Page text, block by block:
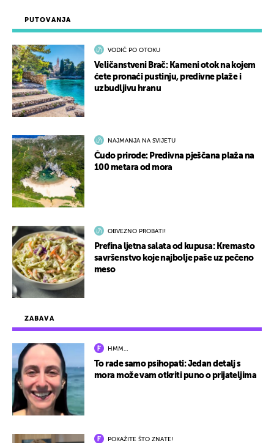
ZABAVA
HMM…
To rade samo psihopati: Jedan detalj s
mora može vam otkriti puno o prijateljima
POKAŽITE ŠTO ZNATE!
PUTOVANJA
VODIČ PO OTOKU
Veličanstveni Brač: Kameni otok na kojem
ćete pronaći pustinju, predivne plaže i
uzbudljivu hranu
NAJMANJA NA SVIJETU
Čudo prirode: Predivna pješčana plaža na
100 metara od mora
OBVEZNO PROBATI!
Prefina ljetna salata od kupusa: Kremasto
savršenstvo koje najbolje paše uz pečeno
meso